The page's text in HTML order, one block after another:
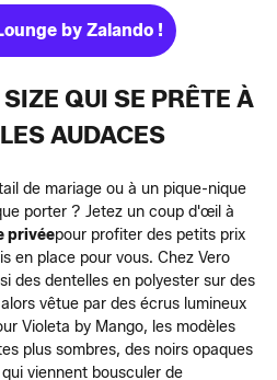
by Zalando !
QUI SE PRÊTE À
AUDACES
de mariage ou à un pique-nique
porter ? Jetez un coup d'œil à
privéepour profiter des petits prix
en place pour vous. Chez Vero
des dentelles en polyester sur des
vêtue par des écrus lumineux
Violeta by Mango, les modèles
plus sombres, des noirs opaques
viennent bousculer de